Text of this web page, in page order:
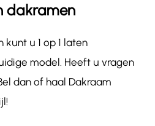
dakramen
u 1 op 1 laten
model. Heeft u vragen
dan of haal Dakraam